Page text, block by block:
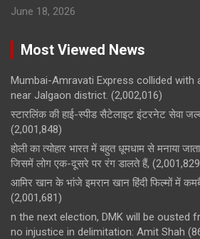
June 18, 2026
Most Viewed News
Mumbai-Amravati Express collided with
near Jalgaon district. (2,002,016)
स्टारलिंक की हाई-स्पीड सैटेलाइट इंटरनेट सेवा
(2,001,848)
होली का त्योहार भारत में बहुत धूमधाम से मनाया
जिसमें लोग एक-दूसरे पर रंग डालते हैं,
आमिर खान के भांजे इमरान खान हिंदी फिल्मों में
(2,001,681)
n the next election, DMK will be ousted
no injustice in delimitation: Amit Shah